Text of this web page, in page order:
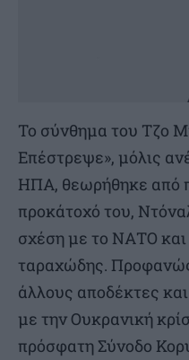
Το σύνθημα του Τζo
Επέστρεψε», μόλις
ΗΠΑ, θεωρήθηκε από
προκάτοχό του,
σχέση με το ΝΑΤΟ
ταραχώδης.
άλλους αποδέκτες
με την Ουκρανική
πρόσφατη Σύνοδο